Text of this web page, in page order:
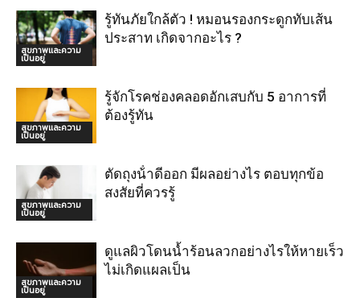
สุขภาพและความ
เป็นอยู่
รู้ทันภัยใกล้ตัว ! หมอนรองกระดูกทับเส้น
ประสาท เกิดจากอะไร ?
สุขภาพและความ
เป็นอยู่
รู้จักโรคช่องคลอดอักเสบกับ 5 อาการที่
ต้องรู้ทัน
สุขภาพและความ
เป็นอยู่
ตัดถุงน้ําดีออก มีผลอย่างไร ตอบทุกข้อ
สงสัยที่ควรรู้
สุขภาพและความ
เป็นอยู่
ดูแลผิวโดนน้ำร้อนลวกอย่างไรให้หายเร็ว
ไม่เกิดแผลเป็น